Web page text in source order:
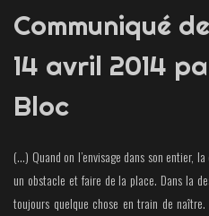
Communiqué
14 avril 2014
Bloc
(…) Quand on l’envisage dans son entier,
un obstacle et faire de la place. Dans la
toujours quelque chose en train de